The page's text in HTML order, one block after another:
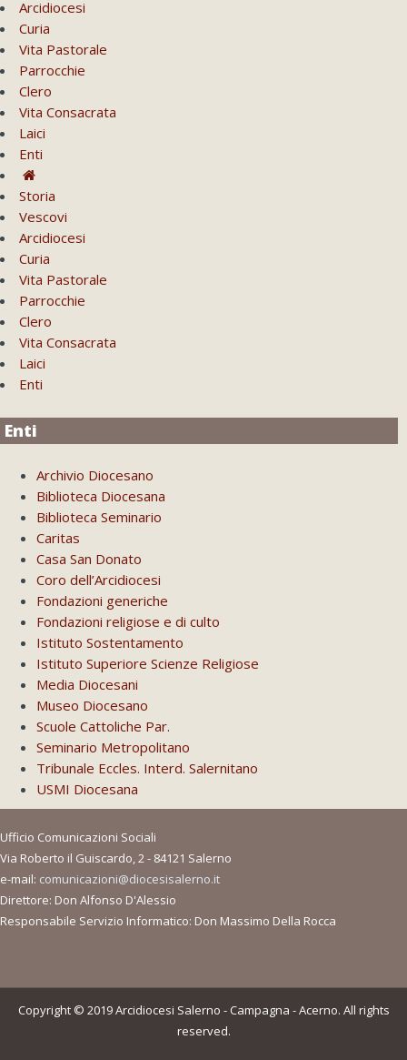
Arcidiocesi
Curia
Vita Pastorale
Parrocchie
Clero
Vita Consacrata
Laici
Enti
Storia
Vescovi
Arcidiocesi
Curia
Vita Pastorale
Parrocchie
Clero
Vita Consacrata
Laici
Enti
Enti
Archivio Diocesano
Biblioteca Diocesana
Biblioteca Seminario
Caritas
Casa San Donato
Coro dell’Arcidiocesi
Fondazioni generiche
Fondazioni religiose e di culto
Istituto Sostentamento
Istituto Superiore Scienze Religiose
Media Diocesani
Museo Diocesano
Scuole Cattoliche Par.
Seminario Metropolitano
Tribunale Eccles. Interd. Salernitano
USMI Diocesana
Ufficio Comunicazioni Sociali
Via Roberto il Guiscardo, 2 - 84121 Salerno
e-mail: comunicazioni@diocesisalerno.it
Direttore: Don Alfonso D'Alessio
Responsabile Servizio Informatico: Don Massimo Della Rocca
Copyright © 2019 Arcidiocesi Salerno - Campagna - Acerno. All rights
reserved.